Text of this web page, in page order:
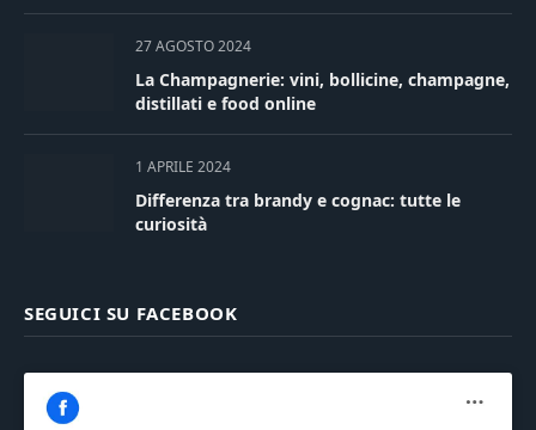
27 AGOSTO 2024
La Champagnerie: vini, bollicine, champagne,
distillati e food online
1 APRILE 2024
Differenza tra brandy e cognac: tutte le
curiosità
SEGUICI SU FACEBOOK